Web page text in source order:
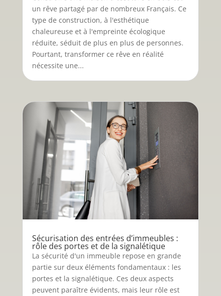
un rêve partagé par de nombreux Français. Ce
type de construction, à l'esthétique
chaleureuse et à l'empreinte écologique
réduite, séduit de plus en plus de personnes.
Pourtant, transformer ce rêve en réalité
nécessite une...
Sécurisation des entrées d’immeubles :
rôle des portes et de la signalétique
La sécurité d'un immeuble repose en grande
partie sur deux éléments fondamentaux : les
portes et la signalétique. Ces deux aspects
peuvent paraître évidents, mais leur rôle est